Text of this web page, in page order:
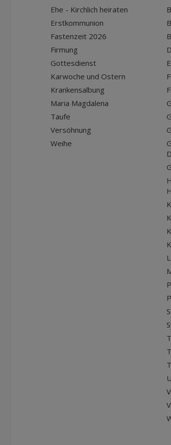
Ehe - Kirchlich heiraten
Erstkommunion
Fastenzeit 2026
Firmung
Gottesdienst
Karwoche und Ostern
Krankensalbung
Maria Magdalena
Taufe
Versöhnung
Weihe